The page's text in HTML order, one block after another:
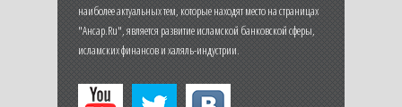
наиболее актуальных тем, которые находят место на страницах
"Ансар.Ru", является развитие исламской банковской сферы,
исламских финансов и халяль-индустрии.